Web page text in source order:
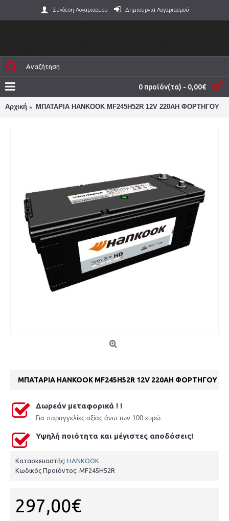
Σύνδεση Λογαριασμού Δημιουργία Λογαριασμού
0 προϊόν(τα) - 0,00€
Αρχική ΜΠΑΤΑΡΙΑ HANKOOK MF245H52R 12V 220AH ΦΟΡΤΗΓΟΥ
ΜΠΑΤΑΡΙΑ HANKOOK MF245H52R 12V 220AH ΦΟΡΤΗΓΟΥ
Δωρεάν μεταφορικά ! !
Για παραγγελίες αξίας άνω των 100 ευρώ
Υψηλή ποιότητα και μέγιστες αποδόσεις!
Κατασκευαστής: HANKOOK
Κωδικός Προϊόντος: MF245H52R
297,00€